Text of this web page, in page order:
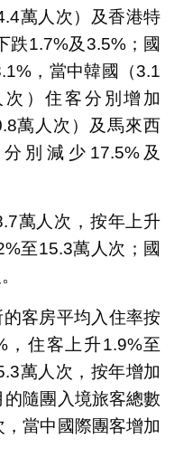
萬人次）及香港特
跌1.7%及3.5%；國
，當中韓國（3.1
）住客分別增加
萬人次）及馬來西
別減少17.5%及
萬人次，按年上升
至15.3萬人次；國
客房平均入住率按
，住客上升1.9%至
萬人次，按年增加
隨團入境旅客總數
當中國際團客增加